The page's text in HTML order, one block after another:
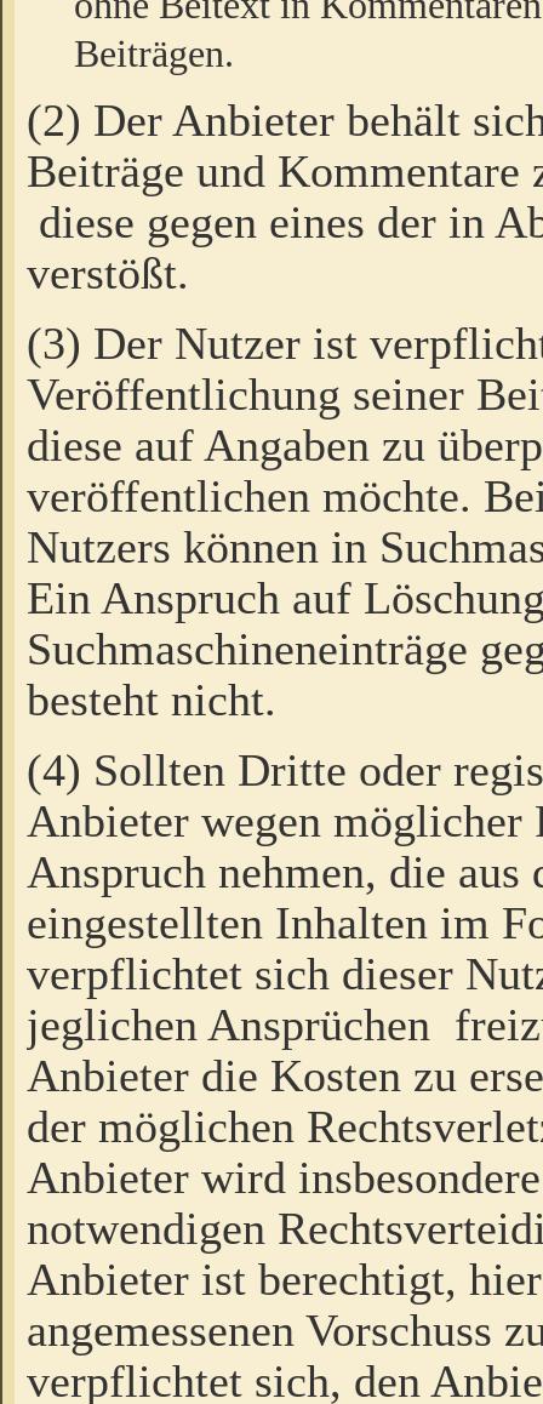
Beiträgen.
(2) Der Anbieter behält
Beiträge und Kommentare
diese gegen eines der in
verstößt.
(3) Der Nutzer ist
Veröffentlichung seiner
diese auf Angaben zu
veröffentlichen möchte.
Nutzers können in
Ein Anspruch auf
Suchmaschineneinträge
besteht nicht.
(4) Sollten Dritte oder
Anbieter wegen möglicher
Anspruch nehmen, die
eingestellten Inhalten im
verpflichtet sich dieser
jeglichen Ansprüchen
Anbieter die Kosten zu
der möglichen
Anbieter wird
notwendigen
Anbieter ist berechtigt,
angemessenen Vorschuss
verpflichtet sich, den